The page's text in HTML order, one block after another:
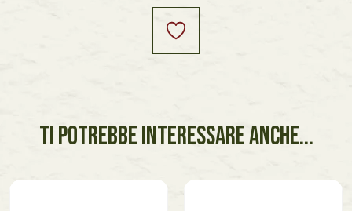
TI POTREBBE INTERESSARE ANCHE...